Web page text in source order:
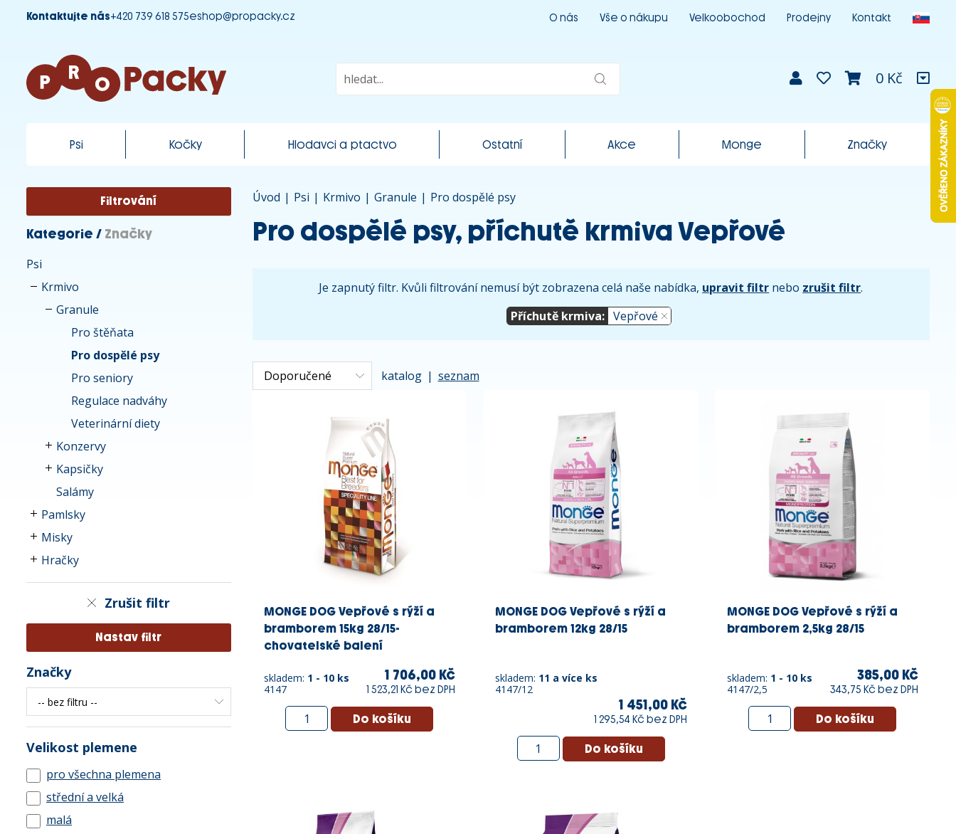
Kontaktujte nás+420 739 618 575eshop@propacky.cz O nás Vše o nákupu Velkoobochod Prodejny Kontakt
0 Kč
Psi Kočky Hlodavci a ptactvo Ostatní Akce Monge Značky
Filtrování
Kategorie / Značky
Psi
Krmivo
Granule
Pro štěňata
Pro dospělé psy
Pro seniory
Regulace nadváhy
Veterinární diety
Konzervy
Kapsičky
Salámy
Pamlsky
Misky
Hračky
Zrušit filtr
Značky
Velikost plemene
pro všechna plemena
střední a velká
malá
Úvod | Psi | Krmivo | Granule | Pro dospělé psy
Pro dospělé psy, příchutě krmiva Vepřové
Je zapnutý filtr. Kvůli filtrování nemusí být zobrazena celá naše nabídka, upravit filtr nebo zrušit filtr.
Příchutě krmiva: Vepřové
katalog | seznam
MONGE DOG Vepřové s rýží a
bramborem 15kg 28/15-
chovatelské balení
skladem: 1 - 10 ks
4147
1 706,00 Kč
1 523,21 Kč bez DPH
MONGE DOG Vepřové s rýží a
bramborem 12kg 28/15
skladem: 11 a více ks
4147/12
1 451,00 Kč
1 295,54 Kč bez DPH
MONGE DOG Vepřové s rýží a
bramborem 2,5kg 28/15
skladem: 1 - 10 ks
4147/2,5
385,00 Kč
343,75 Kč bez DPH